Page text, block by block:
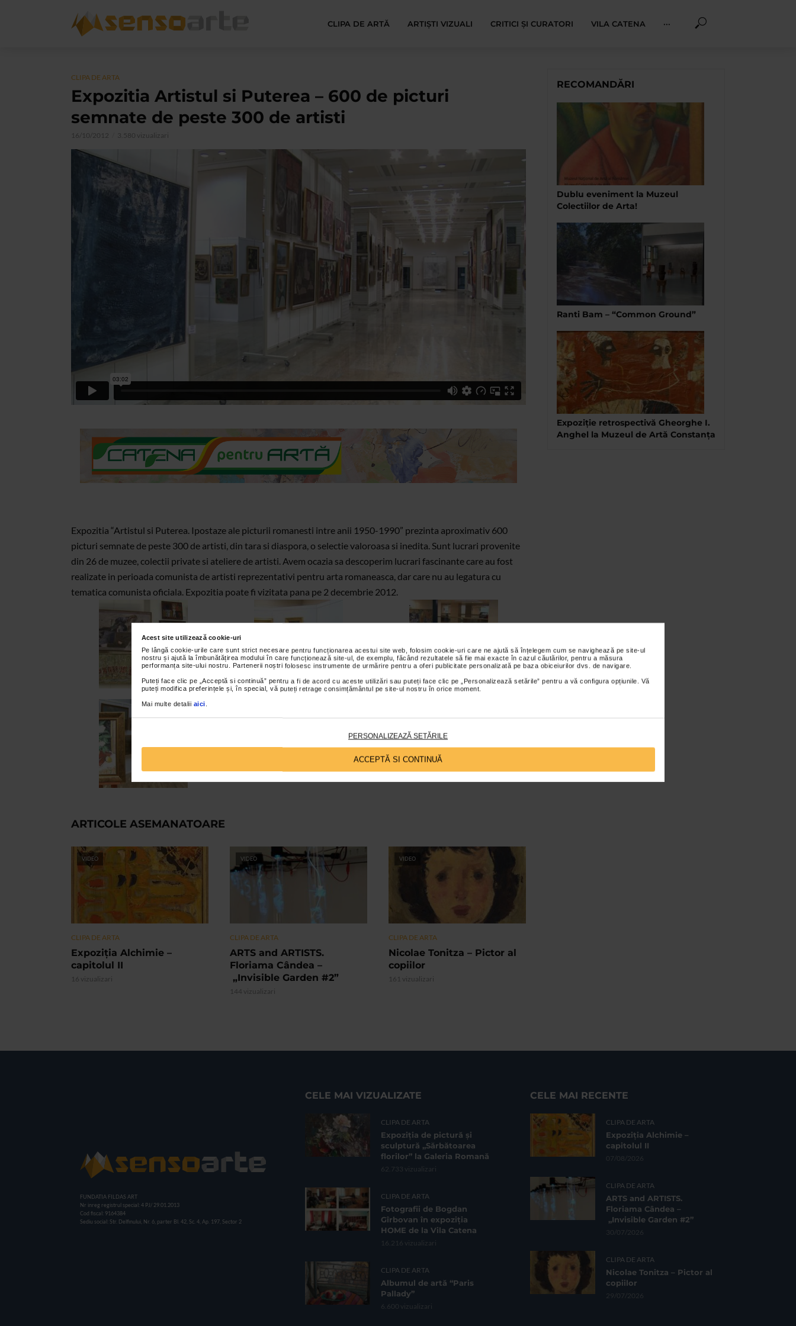
Acest site utilizează cookie-uri
Pe lângă cookie-urile care sunt strict necesare pentru funcționarea acestui site web, folosim cookie-uri care ne ajută să înțelegem cum se navighează pe site-ul
nostru și ajută la îmbunătățirea modului în care funcționează site-ul, de exemplu, făcând rezultatele să fie mai exacte în cazul căutărilor, pentru a măsura
performanța site-ului nostru. Partenerii noștri folosesc instrumente de urmărire pentru a oferi publicitate personalizată pe baza obiceiurilor dvs. de navigare.
Puteți face clic pe „Acceptă si continuă” pentru a fi de acord cu aceste utilizări sau puteți face clic pe „Personalizează setările” pentru a vă configura opțiunile. Vă
puteți modifica preferințele și, în special, vă puteți retrage consimțământul pe site-ul nostru în orice moment.
Mai multe detalii aici
PERSONALIZEAZĂ SETĂRILE
ACCEPTĂ SI CONTINUĂ
CLIPA DE ARTĂ ARTIȘTI VIZUALI CRITICI ȘI CURATORI VILA CATENA ···
CLIPA DE ARTA
Expozitia Artistul si Puterea – 600 de picturi
semnate de peste 300 de artisti
16/10/2012 3.580 vizualizari
Expozitia “Artistul si Puterea. Ipostaze ale picturii romanesti intre anii 1950-1990” prezinta aproximativ 600
picturi semnate de peste 300 de artisti, din tara si diaspora, o selectie valoroasa si inedita. Sunt lucrari provenite
din 26 de muzee, colectii private si ateliere de artisti. Avem ocazia sa descoperim lucrari fascinante care au fost
realizate in perioada comunista de artisti reprezentativi pentru arta romaneasca, dar care nu au legatura cu
tematica comunista oficiala. Expozitia poate fi vizitata pana pe 2 decembrie 2012.
ARTICOLE ASEMANATOARE
VIDEO
CLIPA DE ARTA
Expoziția Alchimie –
capitolul II
16 vizualizari
VIDEO
CLIPA DE ARTA
ARTS and ARTISTS.
Floriama Cândea –
„Invisible Garden #2”
144 vizualizari
VIDEO
CLIPA DE ARTA
Nicolae Tonitza – Pictor al
copiilor
161 vizualizari
RECOMANDĂRI
Dublu eveniment la Muzeul
Colectiilor de Arta!
Ranti Bam – “Common Ground”
Expoziție retrospectivă Gheorghe I.
Anghel la Muzeul de Artă Constanța
FUNDATIA FILDAS ART
Nr inreg registrul special: 4 PJ/ 29.01.2013
Cod fiscal: 9164384
Sediu social: Str. Delfinului, Nr. 6, parter Bl. 42, Sc. 4, Ap. 197, Sector 2
CELE MAI VIZUALIZATE
CLIPA DE ARTA
Expoziția de pictură și
sculptură „Sărbătoarea
florilor” la Galeria Romană
62.733 vizualizari
CLIPA DE ARTA
Fotografii de Bogdan
Gîrbovan în expoziția
HOME de la Vila Catena
16.216 vizualizari
CLIPA DE ARTA
Albumul de artă “Paris
Pallady”
6.600 vizualizari
CELE MAI RECENTE
CLIPA DE ARTA
Expoziția Alchimie –
capitolul II
07/08/2026
CLIPA DE ARTA
ARTS and ARTISTS.
Floriama Cândea –
„Invisible Garden #2”
30/07/2026
CLIPA DE ARTA
Nicolae Tonitza – Pictor al
copiilor
29/07/2026